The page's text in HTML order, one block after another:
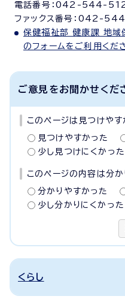
電話番号：042-544-
ファックス番号：042-
保健福祉部 健康課 地域
のフォームをご利用くだ
ご意見をお聞かせくだ
このページは見つけや
見つけやすかった
少し見つけにくかった
このページの内容は分
分かりやすかった
少し分かりにくかった
くらし